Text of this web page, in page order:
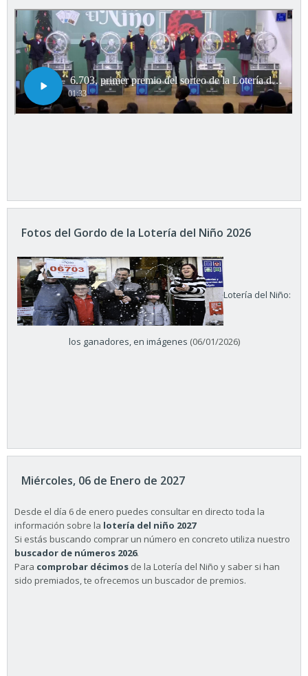
Fotos del Gordo de la Lotería del Niño 2026
Lotería del Niño:
los ganadores, en imágenes (06/01/2026)
Miércoles, 06 de Enero de 2027
Desde el día 6 de enero puedes consultar en directo toda la
información sobre la lotería del niño 2027
Si estás buscando comprar un número en concreto utiliza nuestro
buscador de números 2026.
Para comprobar décimos de la Lotería del Niño y saber si han
sido premiados, te ofrecemos un buscador de premios.